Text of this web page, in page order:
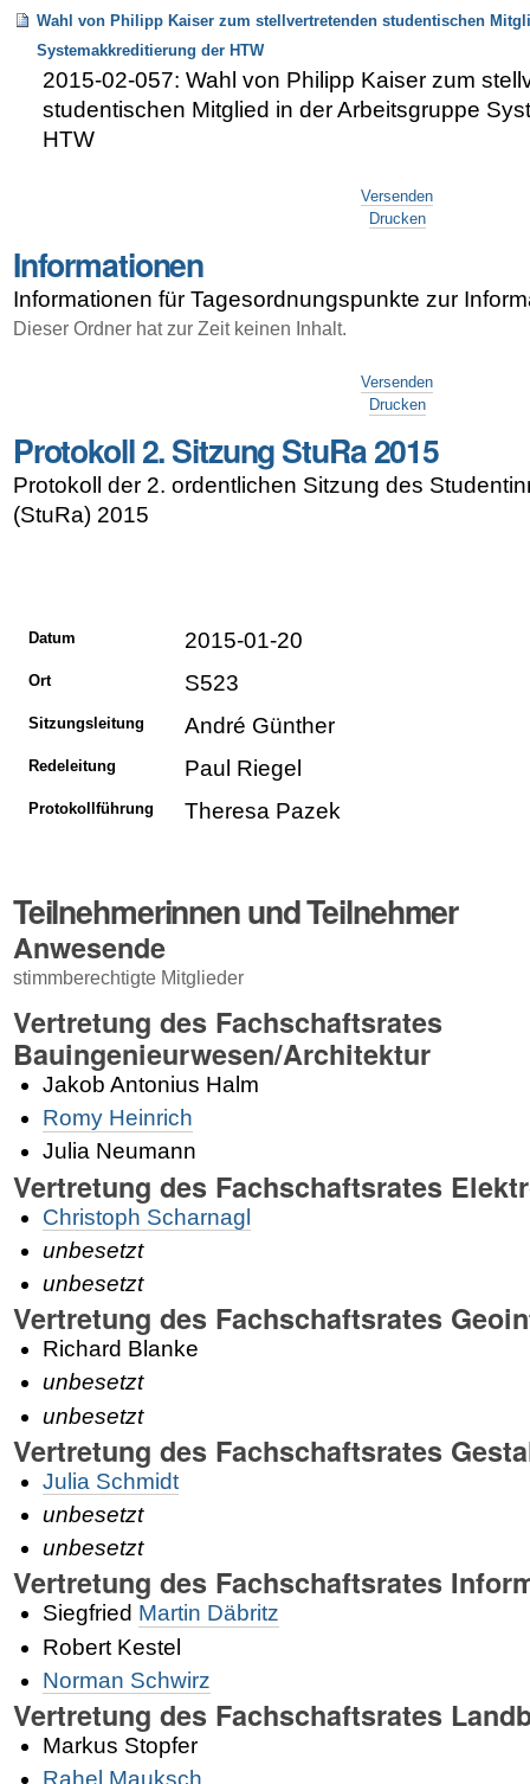
Wahl von Philipp Kaiser zum stellvertretenden studentischen
Systemakkreditierung der HTW
2015-02-057: Wahl von Philipp Kaiser zum
studentischen Mitglied in der Arbeitsgruppe
HTW
Versenden
Drucken
Informationen
Informationen für Tagesordnungspunkte zur
Dieser Ordner hat zur Zeit keinen Inhalt.
Versenden
Drucken
Protokoll 2. Sitzung StuRa 2015
Protokoll der 2. ordentlichen Sitzung des
(StuRa) 2015
Datum 2015-01-20
Ort S523
Sitzungsleitung André Günther
Redeleitung Paul Riegel
Protokollführung Theresa Pazek
Teilnehmerinnen und Teilnehmer
Anwesende
stimmberechtigte Mitglieder
Vertretung des Fachschaftsrates
Bauingenieurwesen/Architektur
Jakob Antonius Halm
Romy Heinrich
Julia Neumann
Vertretung des Fachschaftsrates
Christoph Scharnagl
unbesetzt
unbesetzt
Vertretung des Fachschaftsrates
Richard Blanke
unbesetzt
unbesetzt
Vertretung des Fachschaftsrates
Julia Schmidt
unbesetzt
unbesetzt
Vertretung des Fachschaftsrates
Siegfried Martin Däbritz
Robert Kestel
Norman Schwirz
Vertretung des Fachschaftsrates
Markus Stopfer
Rahel Mauksch